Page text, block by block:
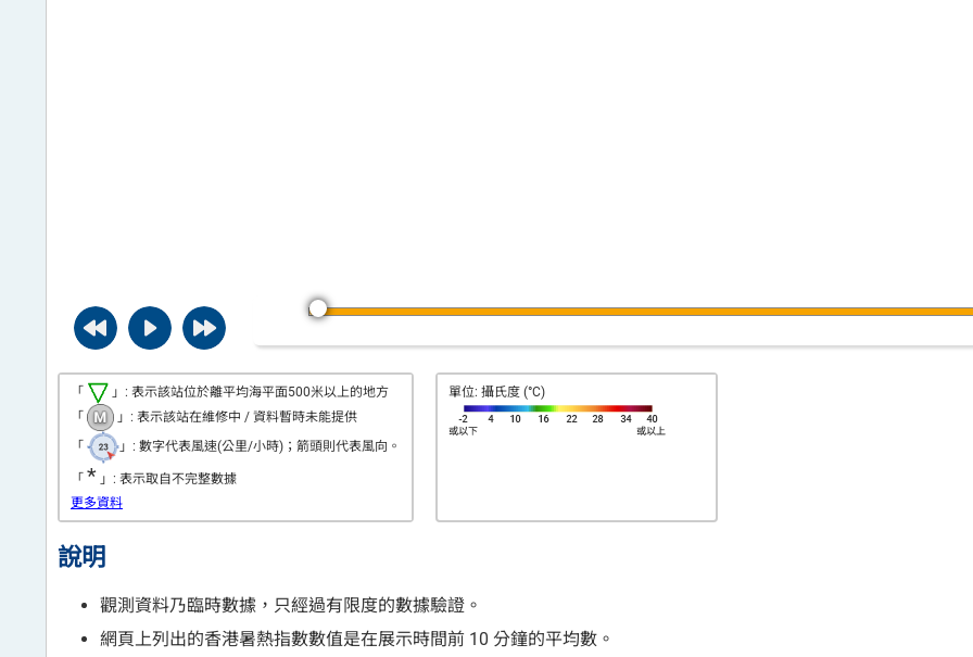
「
」: 表示該站位於離平均海平面500米以上的地方
「
」: 表示該站在維修中 / 資料暫時未能提供
「
」: 數字代表風速(公里/小時)；箭頭則代表風向。
「 * 」: 表示取自不完整數據
更多資料
單位: 攝氏度 (°C)
說明
觀測資料乃臨時數據，只經過有限度的數據驗證。
網頁上列出的香港暑熱指數數值是在展示時間前 10 分鐘的平均數。